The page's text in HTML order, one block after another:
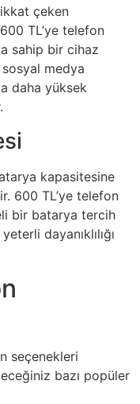
çeken
TL’ye telefon
sahip bir cihaz
medya
daha yüksek
kapasitesine
600 TL’ye telefon
bir batarya tercih
dayanıklılığı
seçenekleri
bazı popüler